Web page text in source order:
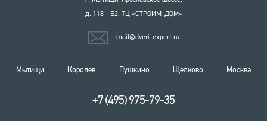
д. 118 - Б2. ТЦ «СТРОИМ-ДОМ»
mail@dveri-expert.ru
Мытищи Королев Пушкино Щелково Москва
+7 (495) 975-79-35